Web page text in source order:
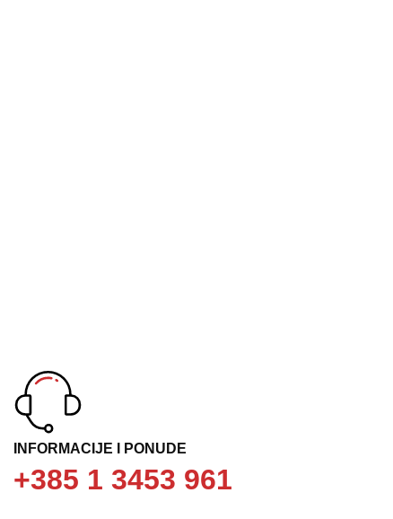
INFORMACIJE I PONUDE
+385 1 3453 961